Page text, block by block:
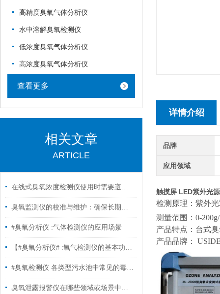
高精度臭氧气体分析仪
水中溶解臭氧检测仪
低浓度臭氧气体分析仪
高浓度臭氧气体分析仪
查看更多
相关文章
ARTICLE
在线式臭氧浓度检测仪使用时需要遵守的要求
臭氧监测仪的校准与维护：确保长期稳定性
#臭氧分析仪 :气体检测仪的应用场景
【#臭氧分析仪# :氧气检测仪的基本功能及其具备的优势？】
#臭氧检测仪 各类型污水池中常见的毒化物质
臭氧泄露报警仪在哪些领域或场景中常被使用？
详情介绍
品牌
应用领域
触摸屏 LED紫外光
检测原理：紫外
测量范围：0-
产品特点：台式
产品品牌：